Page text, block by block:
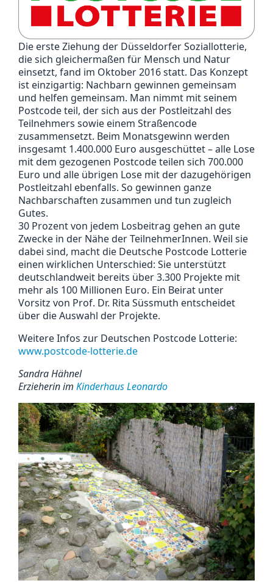
Die erste Ziehung der Düsseldorfer Soziallotterie,
die sich gleichermaßen für Mensch und Natur
einsetzt, fand im Oktober 2016 statt. Das Konzept
ist einzigartig: Nachbarn gewinnen gemeinsam
und helfen gemeinsam. Man nimmt mit seinem
Postcode teil, der sich aus der Postleitzahl des
Teilnehmers sowie einem Straßencode
zusammensetzt. Beim Monatsgewinn werden
insgesamt 1.400.000 Euro ausgeschüttet – alle Lose
mit dem gezogenen Postcode teilen sich 700.000
Euro und alle übrigen Lose mit der dazugehörigen
Postleitzahl ebenfalls. So gewinnen ganze
Nachbarschaften zusammen und tun zugleich
Gutes.
30 Prozent von jedem Losbeitrag gehen an gute
Zwecke in der Nähe der TeilnehmerInnen. Weil sie
dabei sind, macht die Deutsche Postcode Lotterie
einen wirklichen Unterschied: Sie unterstützt
deutschlandweit bereits über 3.300 Projekte mit
mehr als 100 Millionen Euro. Ein Beirat unter
Vorsitz von Prof. Dr. Rita Süssmuth entscheidet
über die Auswahl der Projekte.
Weitere Infos zur Deutschen Postcode Lotterie:
www.postcode-lotterie.de
Sandra Hähnel
Erzieherin im Kinderhaus Leonardo